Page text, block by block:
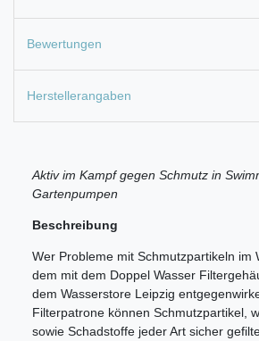
Bewertungen
Herstellerangaben
Aktiv im Kampf gegen Schmutz in
Gartenpumpen
Beschreibung
Wer Probleme mit Schmutzpartikeln im
dem mit dem Doppel Wasser
dem Wasserstore Leipzig
Filterpatrone können Schmutzpartikel,
sowie Schadstoffe jeder Art sicher